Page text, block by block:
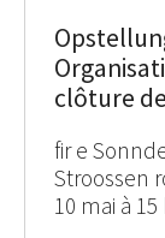
clôture
fir e
Stroossen
10 mai à